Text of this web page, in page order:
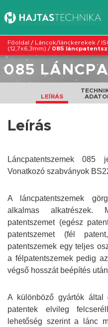
Főoldal / Láncok/lánckerekek /
(12,7x6,3mm) / 085
085
LEÍRÁS
Leírás
Láncpatentszemek 085
Vonatkozó szabványok
A láncpatentszemek
alkalmas alkatrészek.
patentszemet (egész
patentszemet (fél
patentszemek egy teljes
a félpatentszemek pedig
végső hosszát beépítés
A különböző gyártók által
patentek elvileg
lehetőség szerint a lánc